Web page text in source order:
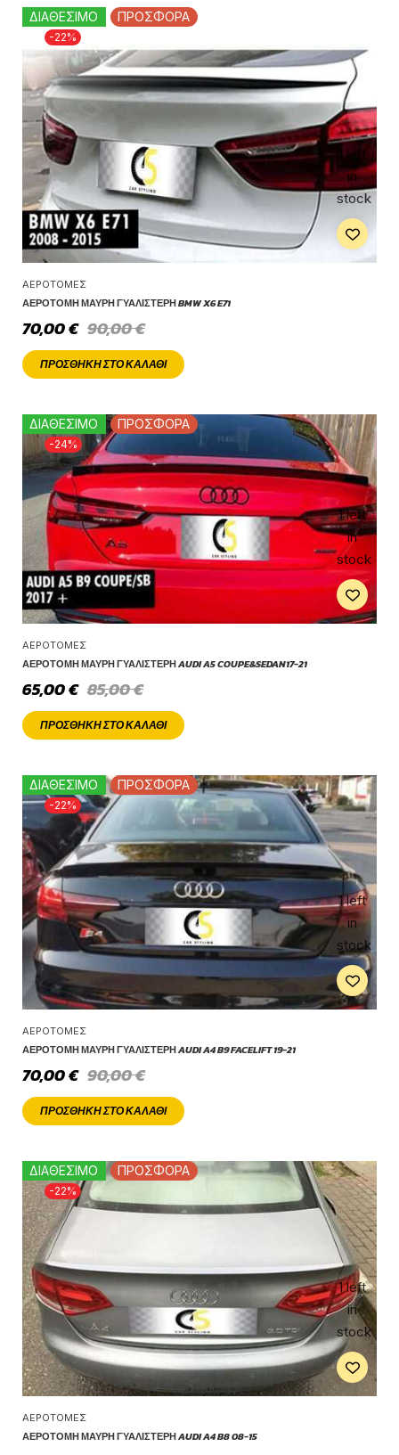
-22%
ΔΙΑΘΕΣΙΜΟ ΠΡΟΣΦΟΡΑ
1 left
in
stock
ΑΕΡΟΤΟΜΈΣ
ΑΕΡΟΤΟΜΉ ΜΑΎΡΗ ΓΥΑΛΙΣΤΕΡΉ BMW X6 E71
90,00€
70,00€
ΠΡΟΣΘΉΚΗ ΣΤΟ ΚΑΛΆΘΙ
-24%
ΔΙΑΘΕΣΙΜΟ ΠΡΟΣΦΟΡΑ
1 left
in
stock
ΑΕΡΟΤΟΜΈΣ
ΑΕΡΟΤΟΜΉ ΜΑΎΡΗ ΓΥΑΛΙΣΤΕΡΉ AUDI A5 COUPE&SEDAN17-21
85,00€
65,00€
ΠΡΟΣΘΉΚΗ ΣΤΟ ΚΑΛΆΘΙ
-22%
ΔΙΑΘΕΣΙΜΟ ΠΡΟΣΦΟΡΑ
1 left
in
stock
ΑΕΡΟΤΟΜΈΣ
ΑΕΡΟΤΟΜΉ ΜΑΎΡΗ ΓΥΑΛΙΣΤΕΡΉ AUDI A4 B9 FACELIFT 19-21
90,00€
70,00€
ΠΡΟΣΘΉΚΗ ΣΤΟ ΚΑΛΆΘΙ
-22%
ΔΙΑΘΕΣΙΜΟ ΠΡΟΣΦΟΡΑ
1 left
in
stock
ΑΕΡΟΤΟΜΈΣ
ΑΕΡΟΤΟΜΉ ΜΑΎΡΗ ΓΥΑΛΙΣΤΕΡΉ AUDI A4 B8 08-15